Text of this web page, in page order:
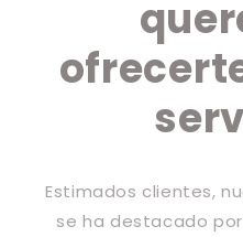
Estimados clientes,
se ha destacado